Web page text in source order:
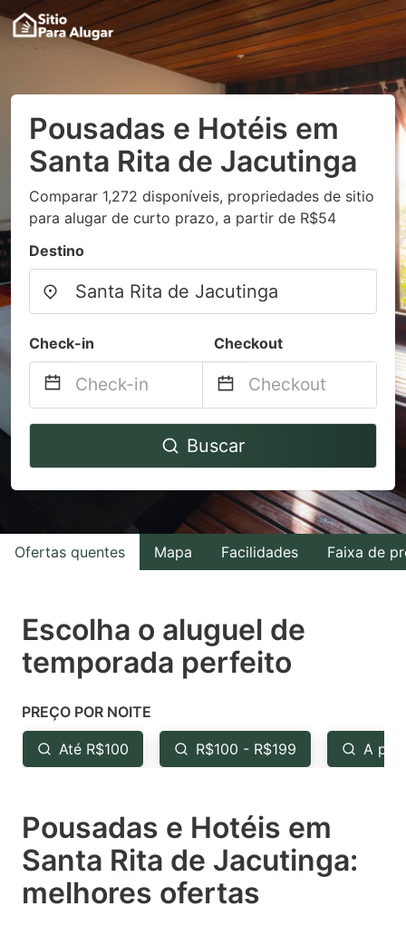
Pousadas e Hotéis em
Santa Rita de Jacutinga
Comparar 1,272 disponíveis, propriedades de sitio
para alugar de curto prazo, a partir de R$54
Destino
Check-in Checkout
Navigate
to
with
the
select
a
Press
the
question
key
to
get
the
Navigate
to
interact
with
the
select
a
the
question
key
to
get
the
Buscar
Ofertas quentes Mapa Facilidades Faixa de
Escolha o aluguel de
temporada perfeito
PREÇO POR NOITE
Até R$100 R$100 - R$199 A
Pousadas e Hotéis em
Santa Rita de Jacutinga:
melhores ofertas